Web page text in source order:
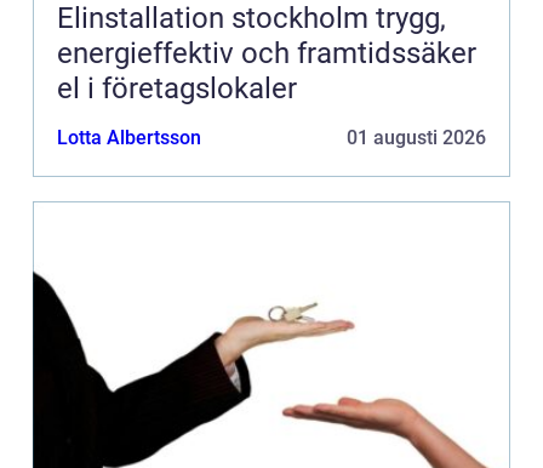
Elinstallation stockholm trygg,
energieffektiv och framtidssäker
el i företagslokaler
Lotta Albertsson 01 augusti 2026